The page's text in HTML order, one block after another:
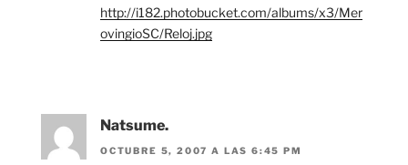
http://i182.photobucket.com/albums/x3/Mer
ovingioSC/Reloj.jpg
Natsume.
OCTUBRE 5, 2007 A LAS 6:45 PM